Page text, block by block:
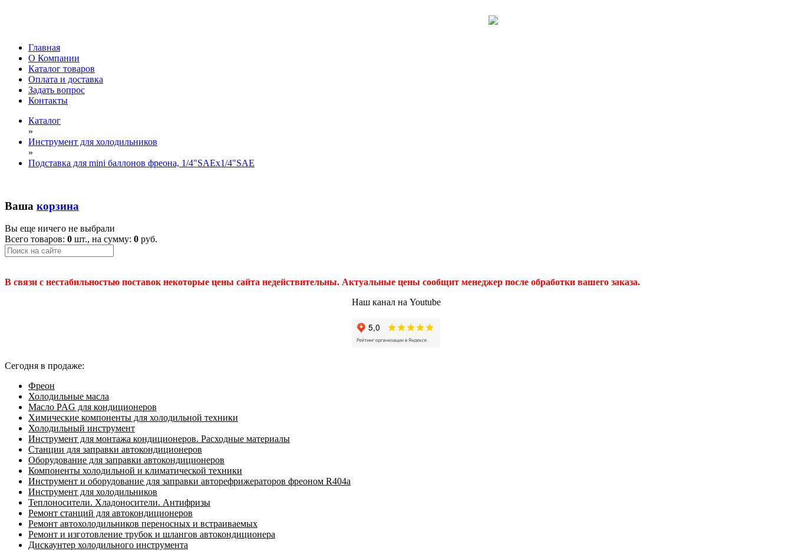
Главная
О Компании
Каталог товаров
Оплата и доставка
Задать вопрос
Контакты
Каталог
»
Инструмент для холодильников
»
Подставка для mini баллонов фреона, 1/4"SAEх1/4"SAE
Ваша корзина
Вы еще ничего не выбрали
Всего товаров: 0 шт., на сумму: 0 руб.
В связи с нестабильностью поставок некоторые цены сайта недействительны. Актуальные цены сообщит менеджер после обработки вашего заказа.
Наш канал на Youtube
Сегодня в продаже:
Фреон
Холодильные масла
Масло PAG для кондиционеров
Химические компоненты для холодильной техники
Холодильный инструмент
Инструмент для монтажа кондиционеров. Расходные материалы
Станции для заправки автокондиционеров
Оборудование для заправки автокондиционеров
Компоненты холодильной и климатической техники
Инструмент и оборудование для заправки авторефрижераторов фреоном R404a
Инструмент для холодильников
Теплоносители. Хладоносители. Антифризы
Ремонт станций для автокондиционеров
Ремонт автохолодильников переносных и встраиваемых
Ремонт и изготовление трубок и шлангов автокондиционера
Дискаунтер холодильного инструмента